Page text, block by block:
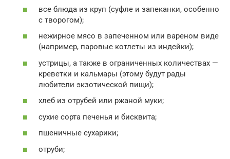
все блюда из круп (суфле и запеканки, особенно
с творогом);
нежирное мясо в запеченном или вареном виде
(например, паровые котлеты из индейки);
устрицы, а также в ограниченных количествах —
креветки и кальмары (этому будут рады
любители экзотической пищи);
хлеб из отрубей или ржаной муки;
сухие сорта печенья и бисквита;
пшеничные сухарики;
отруби;